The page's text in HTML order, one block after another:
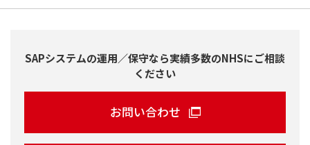
SAPシステムの運用／保守なら実績多数のNHSにご相談
ください
お問い合わせ